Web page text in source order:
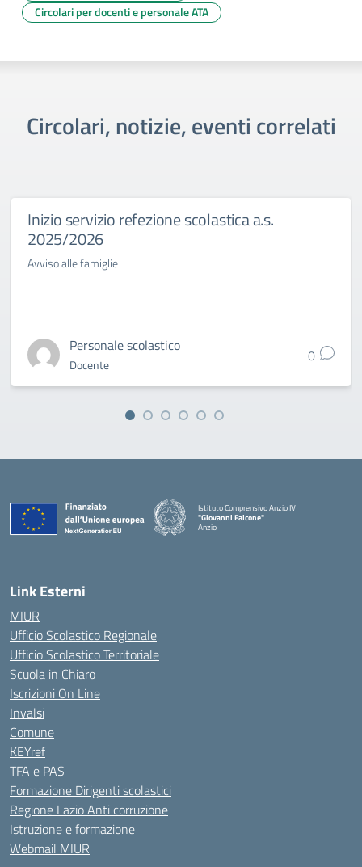
Circolari per docenti e personale ATA
Circolari, notizie, eventi correlati
Inizio servizio refezione scolastica a.s.
2025/2026
Avviso alle famiglie
Personale scolastico
Docente 0
Istituto Comprensivo Anzio IV
"Giovanni Falcone"
Anzio
Link Esterni
MIUR
Ufficio Scolastico Regionale
Ufficio Scolastico Territoriale
Scuola in Chiaro
Iscrizioni On Line
Invalsi
Comune
KEYref
TFA e PAS
Formazione Dirigenti scolastici
Regione Lazio Anti corruzione
Istruzione e formazione
Webmail MIUR